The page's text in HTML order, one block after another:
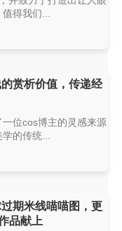
得我们...
赏析价值，传递经
位cos博主的灵感来源
的传统...
期米线喵喵图，更
品献上